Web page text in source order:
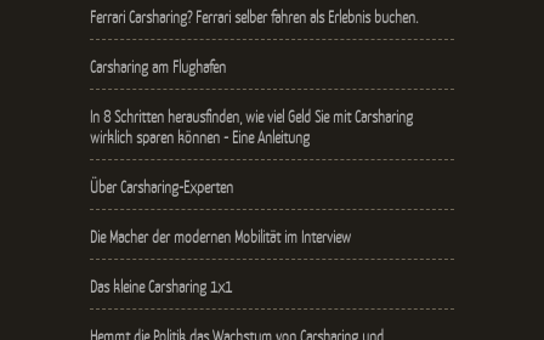
Ferrari Carsharing? Ferrari selber fahren als Erlebnis buchen.
Carsharing am Flughafen
In 8 Schritten herausfinden, wie viel Geld Sie mit Carsharing
wirklich sparen können - Eine Anleitung
Über Carsharing-Experten
Die Macher der modernen Mobilität im Interview
Das kleine Carsharing 1x1
Hemmt die Politik das Wachstum von Carsharing und